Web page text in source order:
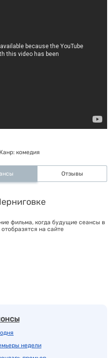
комедия
Отзывы
фильма, когда будущие сеансы в
на сайте
недели